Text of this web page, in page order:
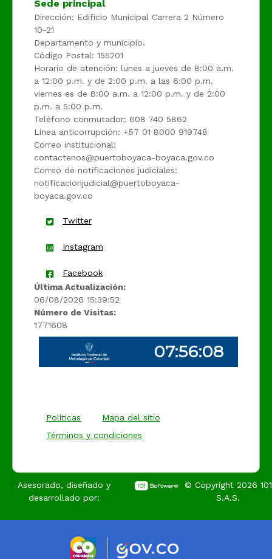
Sede principal
Dirección: Edificio Municipal Carrera 2 Número
10-21
Departamento y municipio.
Código Postal: 155201
Horario de atención: lunes a jueves de 8:00 a.m.
a 12:00 p.m. y de 2:00 p.m. a las 6:00 p.m.
viernes es de 8:00 a.m. a 12:00 p.m. y de 2:00
p.m. a 5:00 p.m.
Teléfono conmutador: 608 740 5862
Línea anticorrupción: +57 01 8000 919748
Correo institucional:
contactenos@puertoboyaca-boyaca.gov.co
Correo de notificaciones judiciales:
notificacionjudicial@puertoboyaca-
boyaca.gov.co
Twitter
Instagram
Facebook
Última Actualización:
06/08/2026 15:39:52
Número de Visitas:
1771608
Políticas
Mapa del sitio
Términos y condiciones
Asesorado, diseñado y
desarrollado por:
© Copyright 2026 101
S.A.S.